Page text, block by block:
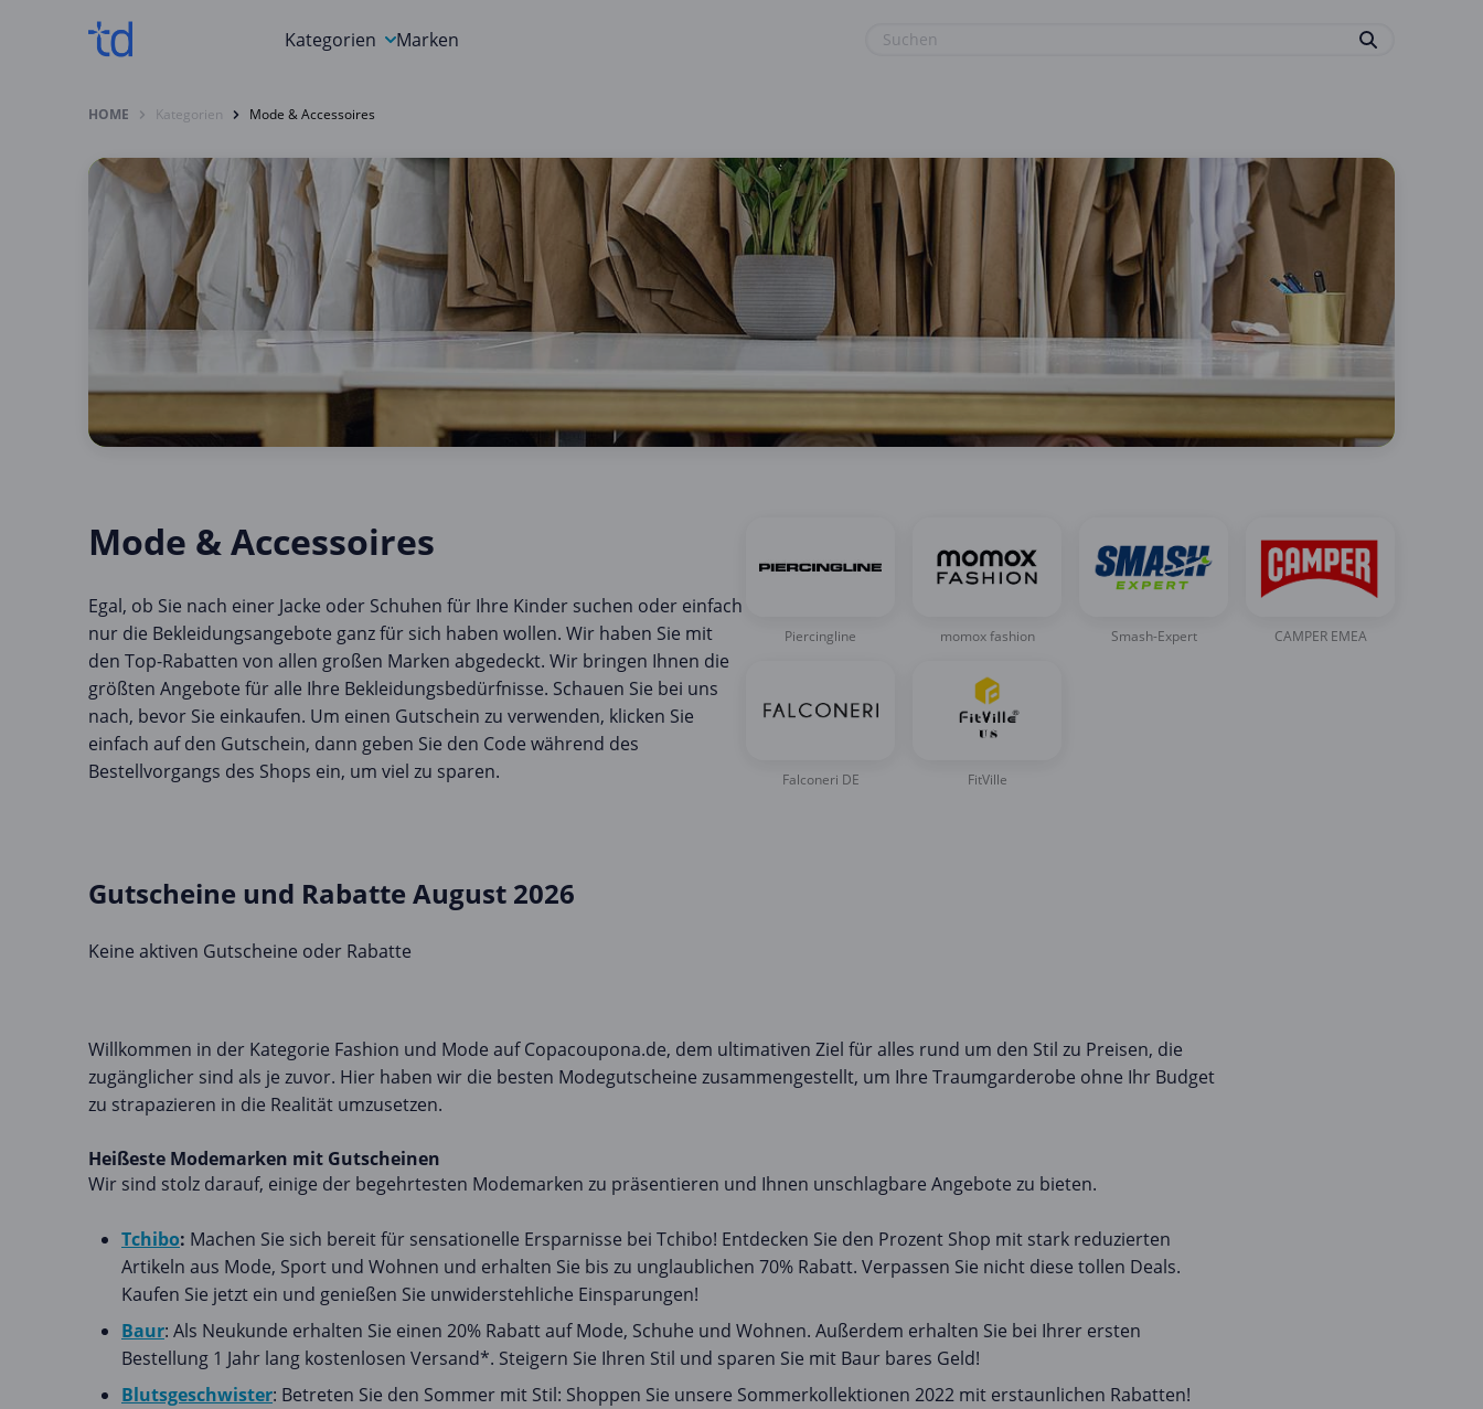
Kategorien
Auto, Motorrad & Werkzeuge
Bücher & Magazine
Computer & Elektronik
Entertainment & Media
Essen & Trinken
Gesundheit & Beauty
Mobilfunk & Internet
Mode & Accessoires
Shopping
Marken
HOME Kategorien Mode & Accessoires
Mode & Accessoires
Egal, ob Sie nach einer Jacke oder Schuhen für Ihre Kinder suchen oder einfach
nur die Bekleidungsangebote ganz für sich haben wollen. Wir haben Sie mit
den Top-Rabatten von allen großen Marken abgedeckt. Wir bringen Ihnen die
größten Angebote für alle Ihre Bekleidungsbedürfnisse. Schauen Sie bei uns
nach, bevor Sie einkaufen. Um einen Gutschein zu verwenden, klicken Sie
einfach auf den Gutschein, dann geben Sie den Code während des
Bestellvorgangs des Shops ein, um viel zu sparen.
Piercingline momox fashion Smash-Expert CAMPER EMEA
Falconeri DE FitVille
Gutscheine und Rabatte August 2026
Keine aktiven Gutscheine oder Rabatte
Willkommen in der Kategorie Fashion und Mode auf Copacoupona.de, dem ultimativen Ziel für alles rund um den Stil zu Preisen, die
zugänglicher sind als je zuvor. Hier haben wir die besten Modegutscheine zusammengestellt, um Ihre Traumgarderobe ohne Ihr Budget
zu strapazieren in die Realität umzusetzen.
Heißeste Modemarken mit Gutscheinen
Wir sind stolz darauf, einige der begehrtesten Modemarken zu präsentieren und Ihnen unschlagbare Angebote zu bieten.
Tchibo: Machen Sie sich bereit für sensationelle Ersparnisse bei Tchibo! Entdecken Sie den Prozent Shop mit stark reduzierten
Artikeln aus Mode, Sport und Wohnen und erhalten Sie bis zu unglaublichen 70% Rabatt. Verpassen Sie nicht diese tollen Deals.
Kaufen Sie jetzt ein und genießen Sie unwiderstehliche Einsparungen!
Baur: Als Neukunde erhalten Sie einen 20% Rabatt auf Mode, Schuhe und Wohnen. Außerdem erhalten Sie bei Ihrer ersten
Bestellung 1 Jahr lang kostenlosen Versand*. Steigern Sie Ihren Stil und sparen Sie mit Baur bares Geld!
Blutsgeschwister: Betreten Sie den Sommer mit Stil: Shoppen Sie unsere Sommerkollektionen 2022 mit erstaunlichen Rabatten!